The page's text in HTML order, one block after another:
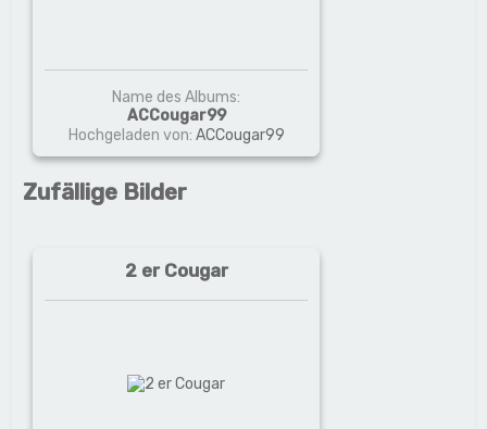
Name des Albums:
ACCougar99
Hochgeladen von: ACCougar99
Zufällige Bilder
2 er Cougar